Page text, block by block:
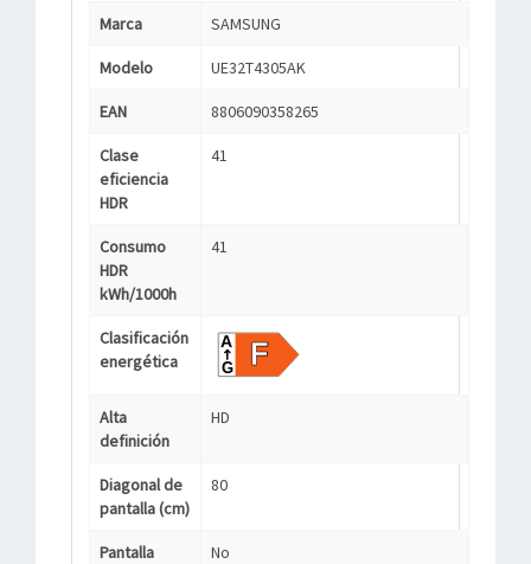
Marca SAMSUNG
Modelo UE32T4305AK
EAN 8806090358265
Clase
eficiencia
HDR
41
Consumo
HDR
kWh/1000h
41
Clasificación
energética
Alta
definición
HD
Diagonal de
pantalla (cm)
80
Pantalla
No